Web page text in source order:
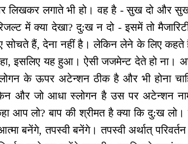
लिखकर लगाते भी हो। वह है - सुख दो और
में क्या देखा? दु:ख न दो - इसमें तो
सोचते हैं, देना नहीं है। लेकिन लेने के लिए कहते
इसलिए यह हुआ। ऐसी जजमेन्ट देते हो ना।
के ऊपर अटेन्शन ठीक है और भी होना
और जो आधा स्लोगन है उस पर अटेन्शन
आप लो? बाप की श्रीमत है क्या कि दु:ख
बनेंगे, तपस्वी बनेंगे। तपस्वी अर्थात्